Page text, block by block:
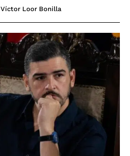
Víctor Loor Bonilla